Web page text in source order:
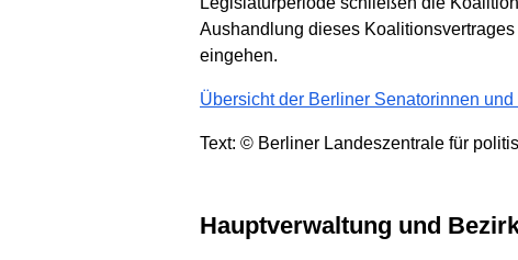
Aushandlung dieses
eingehen.
Übersicht der Berliner Senatorinnen und
Text: © Berliner Landeszentrale für
Hauptverwaltung und